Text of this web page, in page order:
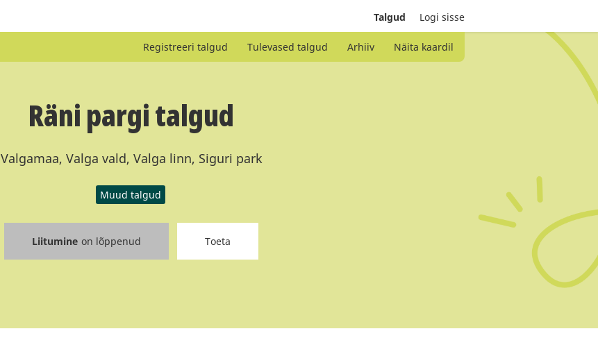
Talgud Logi sisse
Registreeri talgud Tulevased talgud Arhiiv Näita kaardil
Räni pargi talgud
Valgamaa, Valga vald, Valga linn, Siguri park
Muud talgud
Liitumine on lõppenud Toeta